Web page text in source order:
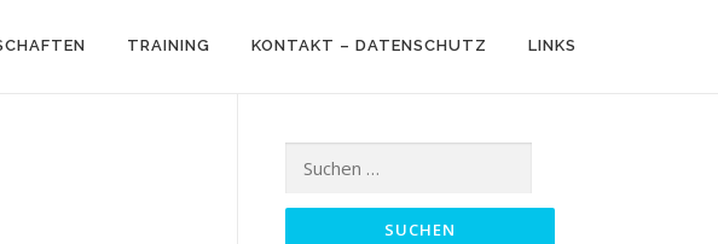
TRAINING KONTAKT – DATENSCHUTZ LINKS
nach: